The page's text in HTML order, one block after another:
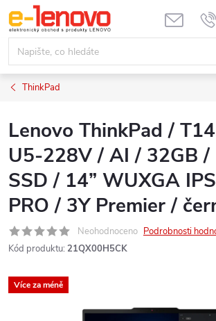
Přejít
na
obsah
ThinkPad
Lenovo ThinkPad /
U5-228V / AI / 32GB /
SSD / 14” WUXGA
PRO / 3Y Premier /
Neohodnoceno Podrobnosti
Kód produktu: 21QX00H5CK
Více za méně